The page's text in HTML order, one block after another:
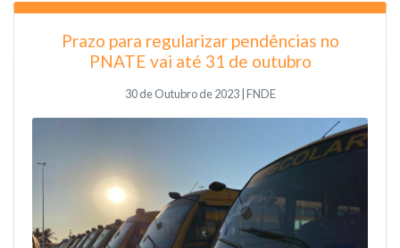
Prazo para regularizar pendências no
PNATE vai até 31 de outubro
30 de Outubro de 2023 | FNDE